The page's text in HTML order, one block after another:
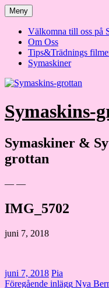
Hoppa
till
innehåll
Meny
Välkomna till oss på
Om Oss
Tips&Trädnings
Symaskiner
Symaskins-
Symaskiner &
grottan
— —
IMG_5702
juni 7, 2018
juni 7, 2018 Pia
Föregående inlägg Nya